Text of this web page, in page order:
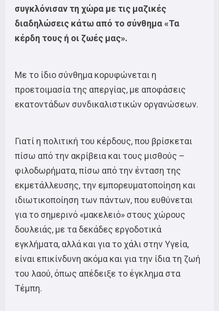
συγκλόνισαν τη χώρα με τις μαζικές
διαδηλώσεις κάτω από το σύνθημα «Τα
κέρδη τους ή οι ζωές μας».
Με το ίδιο σύνθημα κορυφώνεται η
προετοιμασία της απεργίας, με αποφάσεις
εκατοντάδων συνδικαλιστικών οργανώσεων.
Γιατί η πολιτική του κέρδους, που βρίσκεται
πίσω από την ακρίβεια και τους μισθούς –
φιλοδωρήματα, πίσω από την ένταση της
εκμετάλλευσης, την εμπορευματοποίηση και
ιδιωτικοποίηση των πάντων, που ευθύνεται
για το σημερινό «μακελειό» στους χώρους
δουλειάς, με τα δεκάδες εργοδοτικά
εγκλήματα, αλλά και για το χάλι στην Υγεία,
είναι επικίνδυνη ακόμα και για την ίδια τη ζωή
του λαού, όπως απέδειξε το έγκλημα στα
Τέμπη.